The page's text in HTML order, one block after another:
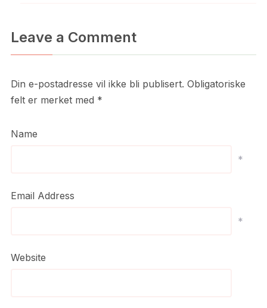
Leave a Comment
Din e-postadresse vil ikke bli publisert. Obligatoriske
felt er merket med *
Name
*
Email Address
*
Website